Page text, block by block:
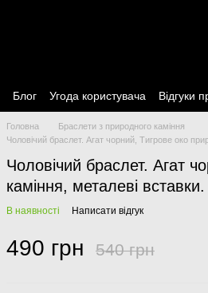
Блог Угода користувача Відгуки
Головна
Браслети з природного каміння
Чоловічий браслет. Агат чорний, Тигрове око
Чоловічий браслет. Агат
каміння, металеві вставки.
В наявності Написати відгук
490 грн 540 грн